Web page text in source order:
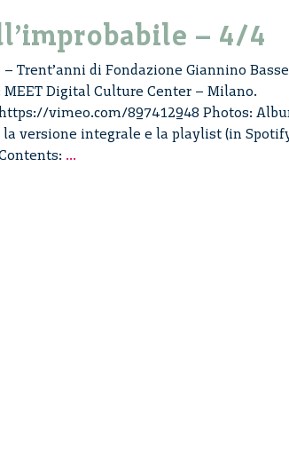
– 4/4
Trent’anni di Fondazione Giannino
MEET Digital Culture Center – Milano.
vimeo.com/897412948 Photos:
versione integrale e la playlist (in
...